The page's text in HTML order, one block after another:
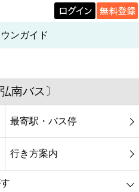
ンガイド
南バス〕
最寄駅・バス停
行き方案内